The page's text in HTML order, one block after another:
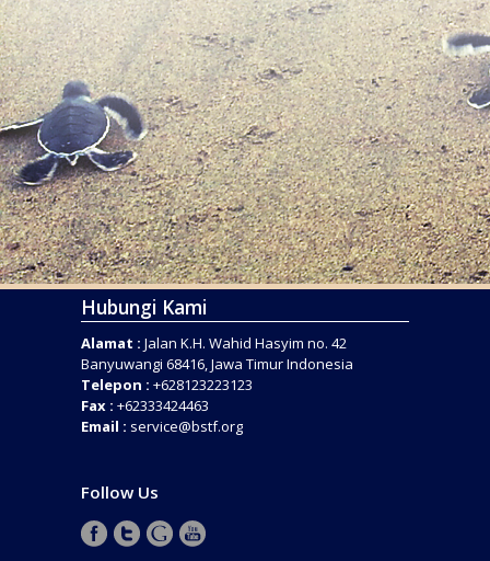
Hubungi Kami
Alamat : Jalan K.H. Wahid Hasyim no. 42
Banyuwangi 68416, Jawa Timur Indonesia
Telepon : +628123223123
Fax : +62333424463
Email : service@bstf.org
Follow Us